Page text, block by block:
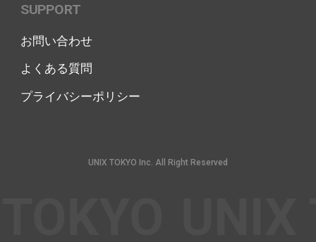
SUPPORT
お問い合わせ
よくある質問
プライバシーポリシー
UNIX TOKYO Inc. All Right Reserved